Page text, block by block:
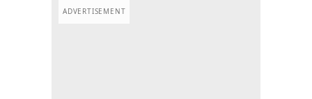
ADVERTISEMENT